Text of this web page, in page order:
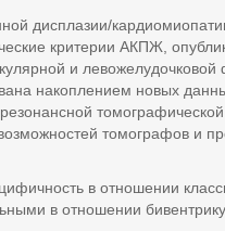
дисплазии/
критерии АКПЖ,
и
накоплением новых
томографической
томографов и
в отношении
в отношении